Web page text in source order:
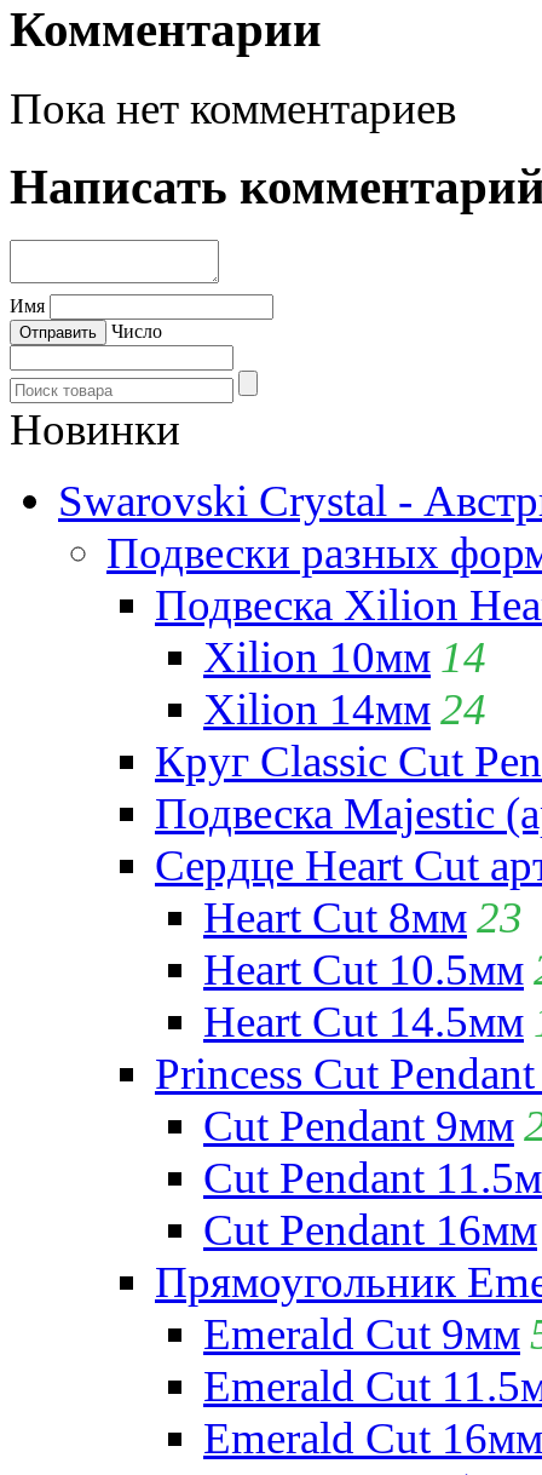
Комментарии
Пока нет комментариев
Написать
Имя
Число
Новинки
Swarovski Crystal -
Подвески разных
Подвеска Xilion
Xilion 10мм 14
Xilion 14мм24
Круг Classic Cut
Подвеска Majestic
Сердце Heart Cut
Heart Cut 8мм23
Heart Cut 10.5мм
Heart Cut 14.5мм
Princess Cut
Cut Pendant 9мм
Cut Pendant
Cut Pendant 16мм
Прямоугольник
Emerald Cut 9мм
Emerald Cut
Emerald Cut 16мм